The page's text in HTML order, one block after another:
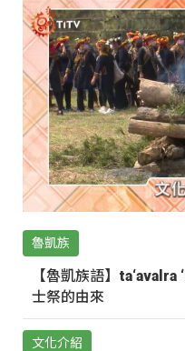
魯凱族
【魯凱族語】
士祭的由來
文化介紹